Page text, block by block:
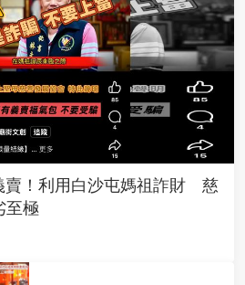
賣！利用白沙屯媽祖詐財 慈
至極